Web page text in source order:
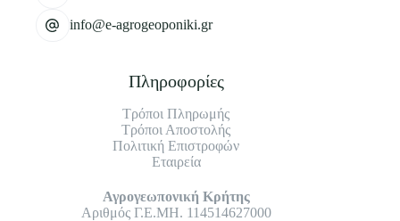
info@e-agrogeoponiki.gr
Πληροφορίες
Τρόποι Πληρωμής
Τρόποι Αποστολής
Πολιτική Επιστροφών
Εταιρεία
Αγρογεωπονική Κρήτης
Αριθμός Γ.Ε.ΜΗ. 114514627000